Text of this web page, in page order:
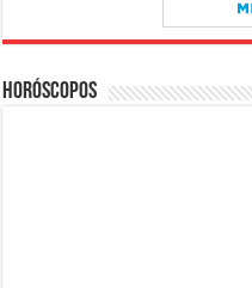
Horóscopos